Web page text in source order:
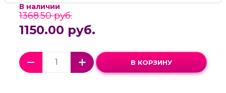
В наличии
1368.50 руб.
1150.00 руб.
В КОРЗИНУ